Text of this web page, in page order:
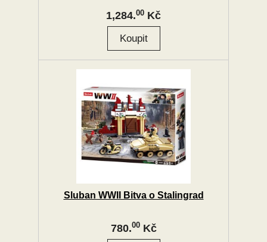
1,284.00 Kč
Sluban WWII Bitva o Stalingrad
780.00Kč